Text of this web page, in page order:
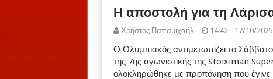
Η αποστολή για τη
Χρήστος Παπαμιχαήλ 14:42 - 17/10/2025
Ο Ολυμπιακός αντιμετωπίζει το
της 7ης αγωνιστικής της Stoiximan
ολοκληρώθηκε με προπόνηση που έγινε